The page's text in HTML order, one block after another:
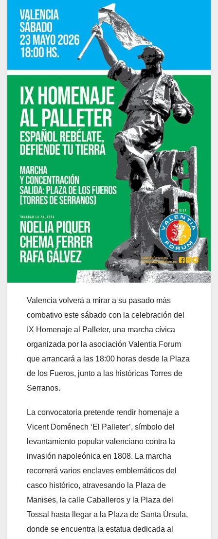
Valencia volverá a mirar a su pasado más
combativo este sábado con la celebración del
IX Homenaje al Palleter, una marcha cívica
organizada por la asociación Valentia Forum
que arrancará a las 18:00 horas desde la Plaza
de los Fueros, junto a las históricas Torres de
Serranos.
La convocatoria pretende rendir homenaje a
Vicent Doménech ‘El Palleter’, símbolo del
levantamiento popular valenciano contra la
invasión napoleónica en 1808. La marcha
recorrerá varios enclaves emblemáticos del
casco histórico, atravesando la Plaza de
Manises, la calle Caballeros y la Plaza del
Tossal hasta llegar a la Plaza de Santa Úrsula,
donde se encuentra la estatua dedicada al